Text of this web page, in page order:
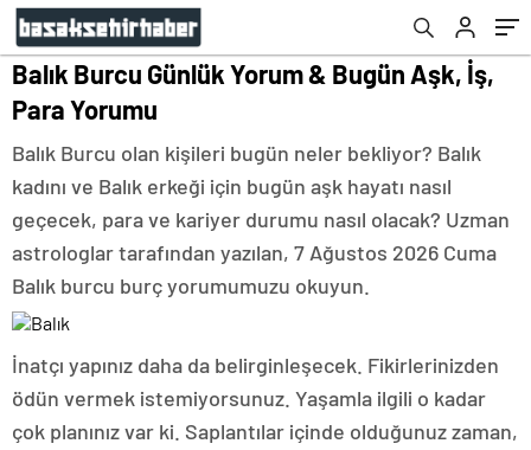
Balık Burcu Günlük Yorum & Bugün Aşk, İş,
Para Yorumu
Balık Burcu olan kişileri bugün neler bekliyor? Balık
kadını ve Balık erkeği için bugün aşk hayatı nasıl
geçecek, para ve kariyer durumu nasıl olacak? Uzman
astrologlar tarafından yazılan, 7 Ağustos 2026 Cuma
Balık burcu burç yorumumuzu okuyun.
İnatçı yapınız daha da belirginleşecek. Fikirlerinizden
ödün vermek istemiyorsunuz. Yaşamla ilgili o kadar
çok planınız var ki. Saplantılar içinde olduğunuz zaman,